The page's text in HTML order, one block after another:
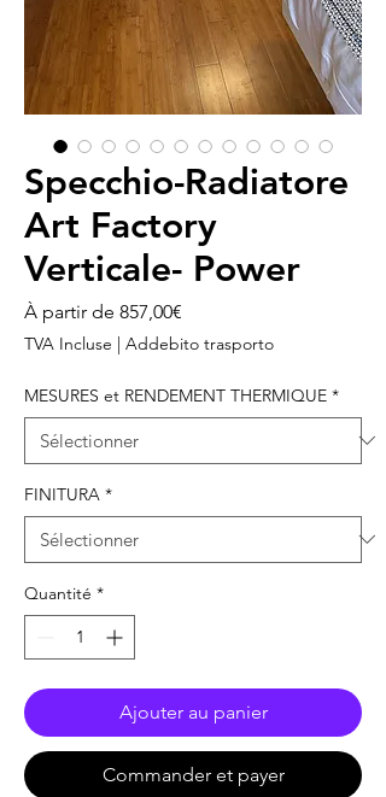
Specchio-Radiatore
Art Factory
Verticale- Power
À partir de 857,00€
promotionnel
TVA Incluse | Addebito trasporto
MESURES et RENDEMENT THERMIQUE *
FINITURA *
Quantité *
Ajouter au panier
Commander et payer